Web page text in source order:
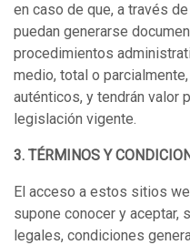
en caso de que, a través
puedan generarse
procedimientos
medio, total o
auténticos, y tendrán valor
legislación vigente.
3. TÉRMINOS Y
El acceso a estos sitios
supone conocer y aceptar,
legales, condiciones